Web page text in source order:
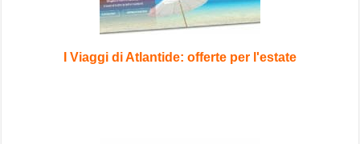
I Viaggi di Atlantide: offerte per l'estate